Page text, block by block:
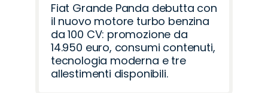
Fiat Grande Panda debutta con
il nuovo motore turbo benzina
da 100 CV: promozione da
14.950 euro, consumi contenuti,
tecnologia moderna e tre
allestimenti disponibili.